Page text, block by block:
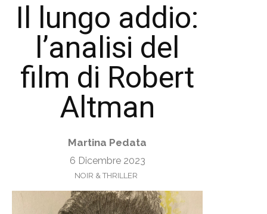
Il lungo addio:
l’analisi del
film di Robert
Altman
Martina Pedata
6 Dicembre 2023
NOIR & THRILLER